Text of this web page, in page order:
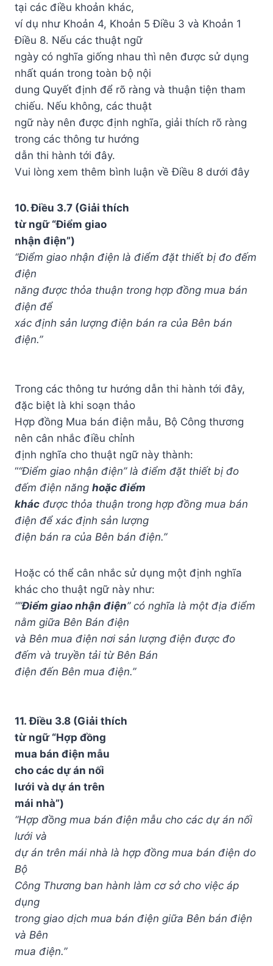
tại các điều khoản khác,
ví dụ như Khoản 4, Khoản 5 Điều 3 và Khoản 1
Điều 8. Nếu các thuật ngữ
ngày có nghĩa giống nhau thì nên được sử dụng
nhất quán trong toàn bộ nội
dung Quyết định để rõ ràng và thuận tiện tham
chiếu. Nếu không, các thuật
ngữ này nên được định nghĩa, giải thích rõ ràng
trong các thông tư hướng
dẫn thi hành tới đây.
Vui lòng xem thêm bình luận về Điều 8 dưới đây
10. Điều 3.7 (Giải thích
từ ngữ “Điểm giao
nhận điện”)
“Điểm giao nhận điện là điểm đặt thiết bị đo đếm
điện
năng được thỏa thuận trong hợp đồng mua bán
điện để
xác định sản lượng điện bán ra của Bên bán
điện.”
Trong các thông tư hướng dẫn thi hành tới đây,
đặc biệt là khi soạn thảo
Hợp đồng Mua bán điện mẫu, Bộ Công thương
nên cân nhắc điều chỉnh
định nghĩa cho thuật ngữ này thành:
““Điểm giao nhận điện” là điểm đặt thiết bị đo
đếm điện năng hoặc điểm
khác được thỏa thuận trong hợp đồng mua bán
điện để xác định sản lượng
điện bán ra của Bên bán điện.”
Hoặc có thể cân nhắc sử dụng một định nghĩa
khác cho thuật ngữ này như:
“”Điểm giao nhận điện” có nghĩa là một địa điểm
nằm giữa Bên Bán điện
và Bên mua điện nơi sản lượng điện được đo
đếm và truyền tải từ Bên Bán
điện đến Bên mua điện.”
11. Điều 3.8 (Giải thích
từ ngữ “Hợp đồng
mua bán điện mẫu
cho các dự án nối
lưới và dự án trên
mái nhà”)
“Hợp đồng mua bán điện mẫu cho các dự án nối
lưới và
dự án trên mái nhà là hợp đồng mua bán điện do
Bộ
Công Thương ban hành làm cơ sở cho việc áp
dụng
trong giao dịch mua bán điện giữa Bên bán điện
và Bên
mua điện.”